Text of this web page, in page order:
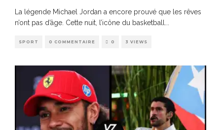
La légende Michael Jordan a encore prouvé que les rêves
n’ont pas d’âge. Cette nuit, l’icône du basketball...
SPORT 0 COMMENTAIRE 0 3 VIEWS